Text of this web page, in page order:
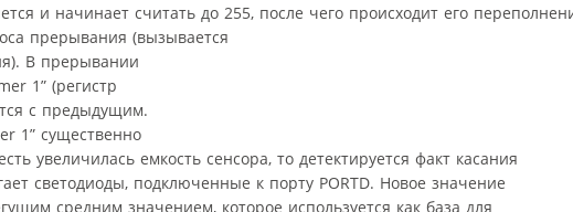
и начинает считать до 255, после чего происходит его
прерывания (вызывается
В прерывании
1” (регистр
с предыдущим.
1” существенно
увеличилась емкость сенсора, то детектируется факт касания
светодиоды, подключенные к порту PORTD. Новое значение
средним значением, которое используется как база для